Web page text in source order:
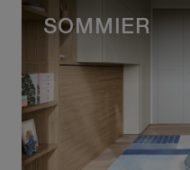
SOMMIER